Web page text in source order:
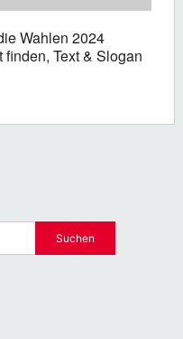
Wahlen 2024
Text & Slogan